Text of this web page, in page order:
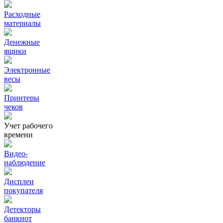
Расходные
материалы
Денежные
ящики
Электронные
весы
Принтеры
чеков
Учет рабочего
времени
Видео‑
наблюдение
Дисплеи
покупателя
Детекторы
банкнот